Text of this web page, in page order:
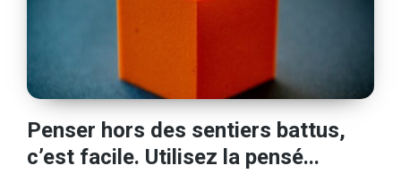
Penser hors des sentiers battus,
c’est facile. Utilisez la pensé...